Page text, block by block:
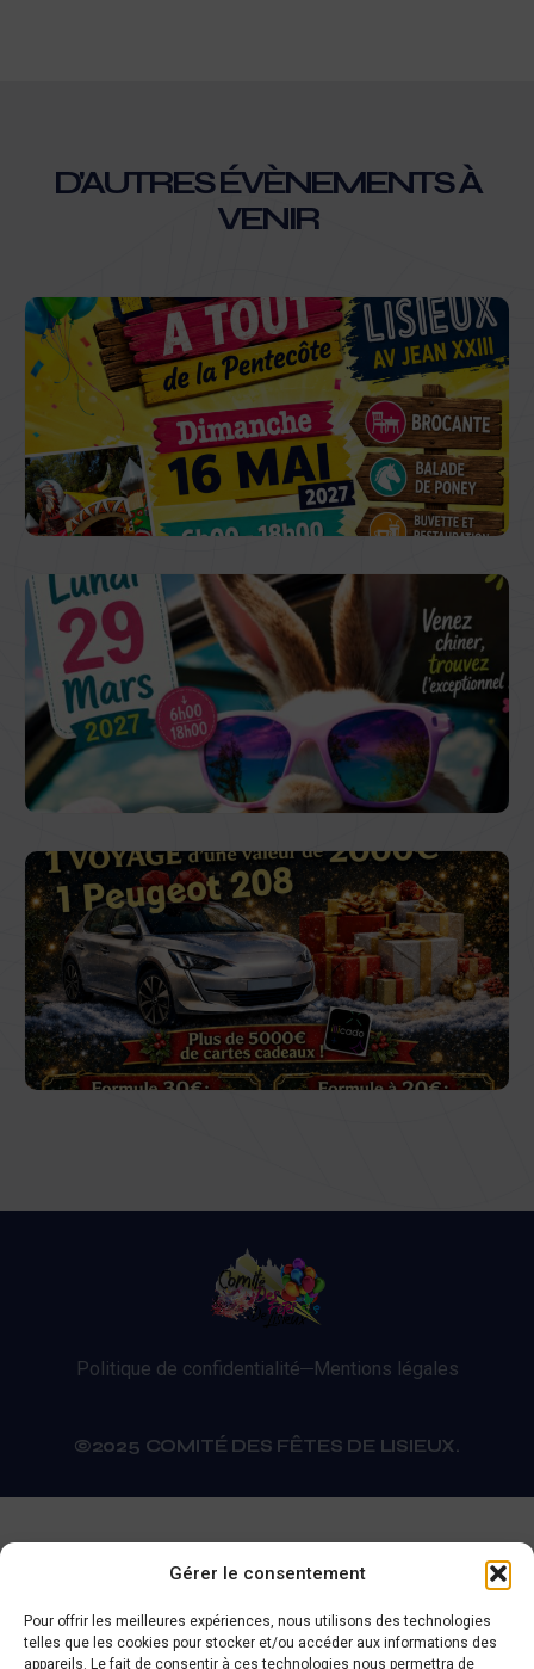
Gérer le consentement
Pour offrir les meilleures expériences, nous utilisons des technologies
telles que les cookies pour stocker et/ou accéder aux informations des
appareils. Le fait de consentir à ces technologies nous permettra de
D'AUTRES ÉVÈNEMENTS À
VENIR
Politique de confidentialité Mentions légales
©2025 COMITÉ DES FÊTES DE LISIEUX.